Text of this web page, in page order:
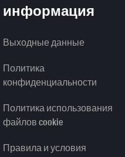
информация
Выходные данные
Политика
конфиденциальности
Политика использования
файлов cookie
Правила и условия